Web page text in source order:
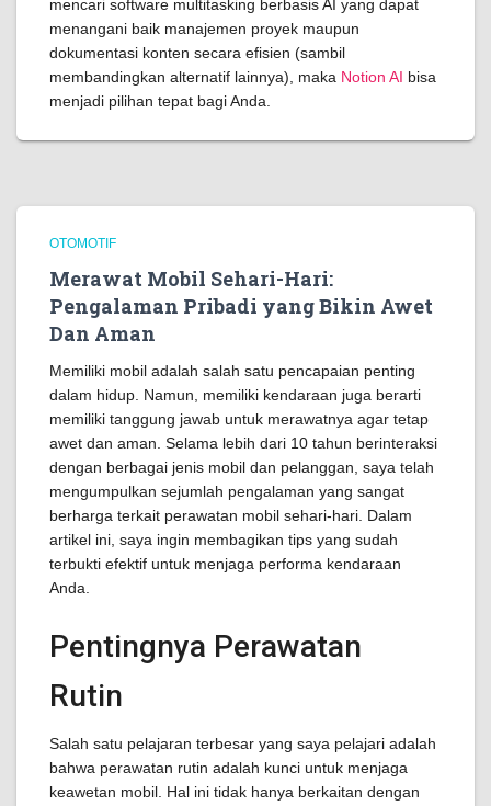
mencari software multitasking berbasis AI yang dapat
menangani baik manajemen proyek maupun
dokumentasi konten secara efisien (sambil
membandingkan alternatif lainnya), maka Notion AI bisa
menjadi pilihan tepat bagi Anda.
OTOMOTIF
Merawat Mobil Sehari-Hari:
Pengalaman Pribadi yang Bikin Awet
Dan Aman
Memiliki mobil adalah salah satu pencapaian penting
dalam hidup. Namun, memiliki kendaraan juga berarti
memiliki tanggung jawab untuk merawatnya agar tetap
awet dan aman. Selama lebih dari 10 tahun berinteraksi
dengan berbagai jenis mobil dan pelanggan, saya telah
mengumpulkan sejumlah pengalaman yang sangat
berharga terkait perawatan mobil sehari-hari. Dalam
artikel ini, saya ingin membagikan tips yang sudah
terbukti efektif untuk menjaga performa kendaraan
Anda.
Pentingnya Perawatan
Rutin
Salah satu pelajaran terbesar yang saya pelajari adalah
bahwa perawatan rutin adalah kunci untuk menjaga
keawetan mobil. Hal ini tidak hanya berkaitan dengan